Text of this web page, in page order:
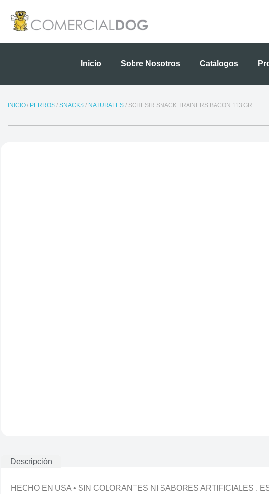
contenido
Inicio Sobre Nosotros Catálogos
INICIO / PERROS / SNACKS / NATURALES / SCHESIR SNACK TRAINERS BACON 113 GR
Descripción
HECHO EN USA • SIN COLORANTES NI SABORES ARTIFICIALES .